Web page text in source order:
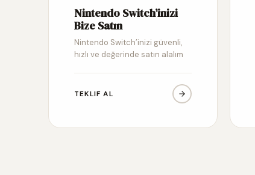
Nintendo Switch’inizi
Bize Satın
Nintendo Switch’inizi güvenli,
hızlı ve değerinde satın alalım
TEKLIF AL